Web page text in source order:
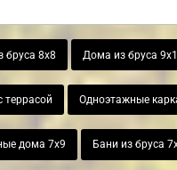
бруса 8х8 Дома из бруса
террасой Одноэтажные
дома 7х9 Бани из бруса